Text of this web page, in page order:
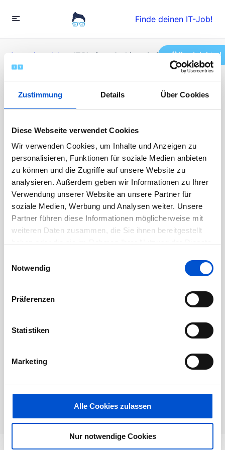
Zustimmung Details Über Cookies
Diese Webseite verwendet Cookies
Wir verwenden Cookies, um Inhalte und Anzeigen zu
personalisieren, Funktionen für soziale Medien anbieten
zu können und die Zugriffe auf unsere Website zu
analysieren. Außerdem geben wir Informationen zu Ihrer
Verwendung unserer Website an unsere Partner für
soziale Medien, Werbung und Analysen weiter. Unsere
Partner führen diese Informationen möglicherweise mit
weiteren Daten zusammen, die Sie ihnen bereitgestellt
Notwendig
Präferenzen
Statistiken
Marketing
Alle Cookies zulassen
Nur notwendige Cookies
Finde deinen IT-Job!
Startseite Jobs IT Platform Architect (w/m/d)
IT Platform Architect
Vollzeit
Veröffentlicht vor 2 Jahren
90000 - 120000 EUR / Jahr
Die Bewerbungen sind abgeschlossen
Ihr Job hier!
Dieses Jobangebot ist abgelaufen.